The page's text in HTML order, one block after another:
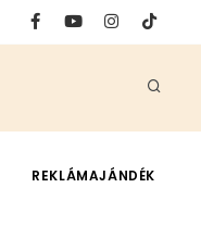
REKLÁMAJÁNDÉK